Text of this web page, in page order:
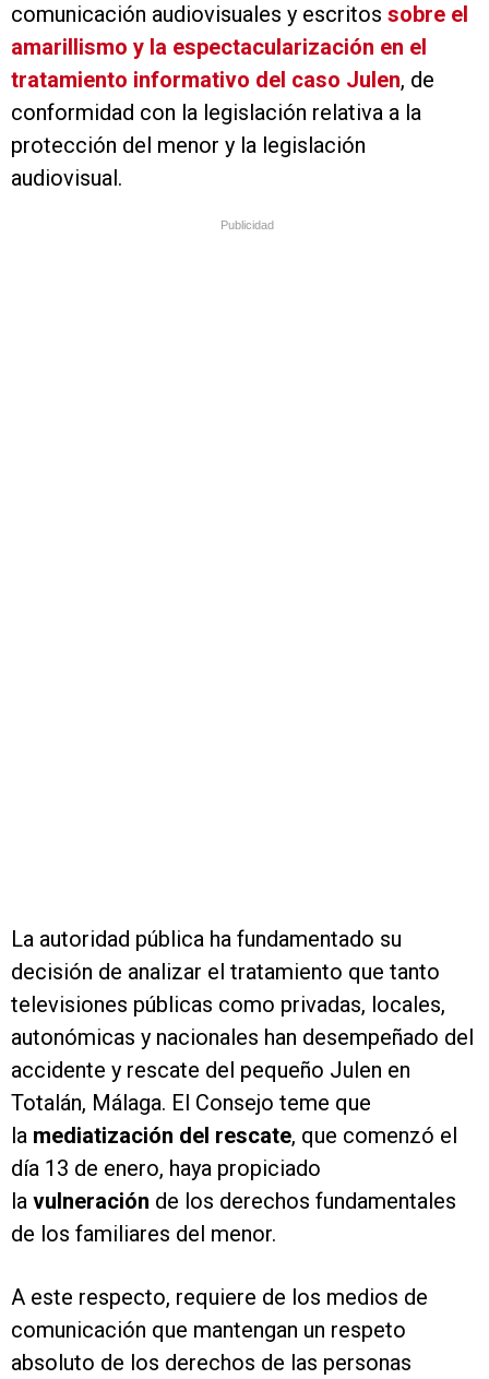
comunicación audiovisuales y escritos sobre el
amarillismo y la espectacularización en el
tratamiento informativo del caso Julen, de
conformidad con la legislación relativa a la
protección del menor y la legislación
audiovisual.
Publicidad
La autoridad pública ha fundamentado su
decisión de analizar el tratamiento que tanto
televisiones públicas como privadas, locales,
autonómicas y nacionales han desempeñado del
accidente y rescate del pequeño Julen en
Totalán, Málaga. El Consejo teme que
la mediatización del rescate, que comenzó el
día 13 de enero, haya propiciado
la vulneración de los derechos fundamentales
de los familiares del menor.
A este respecto, requiere de los medios de
comunicación que mantengan un respeto
absoluto de los derechos de las personas